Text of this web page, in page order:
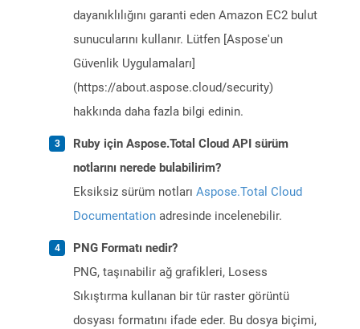
dayanıklılığını garanti eden Amazon EC2 bulut
sunucularını kullanır. Lütfen [Aspose'un
Güvenlik Uygulamaları]
(https://about.aspose.cloud/security)
hakkında daha fazla bilgi edinin.
Ruby için Aspose.Total Cloud API sürüm
notlarını nerede bulabilirim?
Eksiksiz sürüm notları Aspose.Total Cloud
Documentation adresinde incelenebilir.
PNG Formatı nedir?
PNG, taşınabilir ağ grafikleri, Losess
Sıkıştırma kullanan bir tür raster görüntü
dosyası formatını ifade eder. Bu dosya biçimi,